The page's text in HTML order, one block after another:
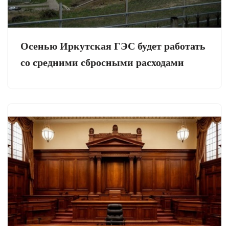
Осенью Иркутская ГЭС будет работать
со средними сбросными расходами